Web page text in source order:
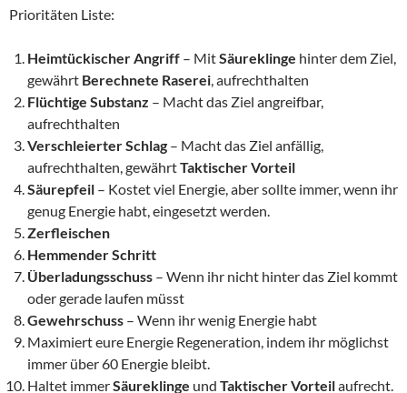
Prioritäten Liste:
Heimtückischer Angriff – MitSäureklinge hinter dem Ziel,
gewährt Berechnete Raserei, aufrechthalten
Flüchtige Substanz – Macht das Ziel angreifbar,
aufrechthalten
Verschleierter Schlag – Macht das Ziel anfällig,
aufrechthalten, gewährtTaktischer Vorteil
Säurepfeil – Kostet viel Energie, aber sollte immer, wenn ihr
genug Energie habt, eingesetzt werden.
Zerfleischen
Hemmender Schritt
Überladungsschuss – Wenn ihr nicht hinter das Ziel kommt
oder gerade laufen müsst
Gewehrschuss – Wenn ihr wenig Energie habt
Maximiert eure Energie Regeneration, indem ihr möglichst
immer über 60 Energie bleibt.
Haltet immerSäureklinge und Taktischer Vorteilaufrecht.